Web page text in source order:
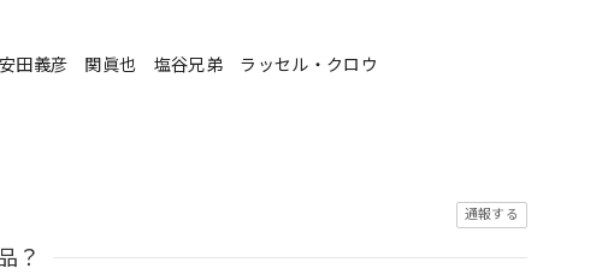
義彦 関眞也 塩谷兄弟 ラッセル・クロウ
通報する
？